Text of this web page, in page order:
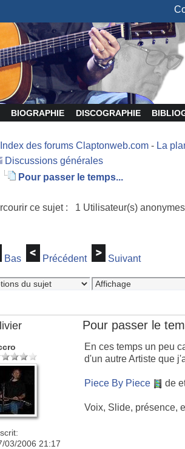
BIOGRAPHIE DISCOGRAPHIE
Index des forums Claptonweb.com - La
Discussions générales
Pour passer le temps...
ce sujet : 1 Utilisateur(s) anonymes
Bas Précédent Suivant
Pour passer le
03/2006 21:17
En ces temps un peu
d'un autre Artiste que
Piece By Piece de
Voix, Slide, présence,